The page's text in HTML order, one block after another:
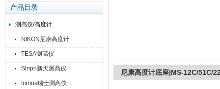
产品目录
测高仪/高度计
NIKON尼康高度计
TESA测高仪
Sinpo新天测高仪
trimos瑞士测高仪
尼康高度计底座|MS-12C/51C/